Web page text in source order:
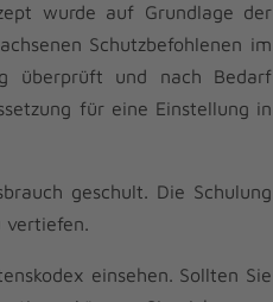
wurde auf Grundlage der
Schutzbefohlenen im
überprüft und nach Bedarf
für eine Einstellung in
geschult. Die Schulung
vertiefen.
einsehen. Sollten Sie